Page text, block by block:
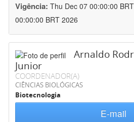
Vigência: Thu Dec 07 00:00:00
00:00:00 BRT 2026
Arnaldo
Junior
COORDENADOR(A)
CIÊNCIAS BIOLÓGICAS
Biotecnologia
E-mail